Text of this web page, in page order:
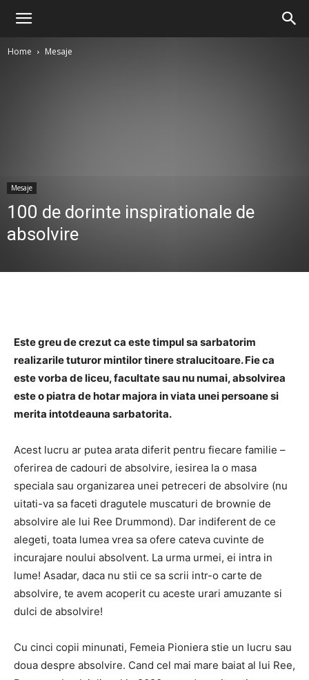
Home Mesaje
Mesaje
100 de dorinte inspirationale de
absolvire
Este greu de crezut ca este timpul sa sarbatorim
realizarile tuturor mintilor tinere stralucitoare. Fie ca
este vorba de liceu, facultate sau nu numai, absolvirea
este o piatra de hotar majora in viata unei persoane si
merita intotdeauna sarbatorita.
Acest lucru ar putea arata diferit pentru fiecare familie –
oferirea de cadouri de absolvire, iesirea la o masa
speciala sau organizarea unei petreceri de absolvire (nu
uitati-va sa faceti dragutele muscaturi de brownie de
absolvire ale lui Ree Drummond). Dar indiferent de ce
alegeti, toata lumea vrea sa ofere cateva cuvinte de
incurajare noului absolvent. La urma urmei, ei intra in
lume! Asadar, daca nu stii ce sa scrii intr-o carte de
absolvire, te avem acoperit cu aceste urari amuzante si
dulci de absolvire!
Cu cinci copii minunati, Femeia Pioniera stie un lucru sau
doua despre absolvire. Cand cel mai mare baiat al lui Ree,